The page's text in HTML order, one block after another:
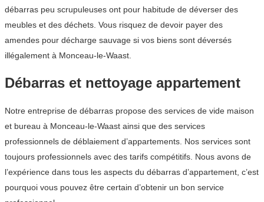
débarras peu scrupuleuses ont pour habitude de déverser des
meubles et des déchets. Vous risquez de devoir payer des
amendes pour décharge sauvage si vos biens sont déversés
illégalement à Monceau-le-Waast.
Débarras et nettoyage appartement
Notre entreprise de débarras propose des services de vide maison
et bureau à Monceau-le-Waast ainsi que des services
professionnels de déblaiement d’appartements. Nos services sont
toujours professionnels avec des tarifs compétitifs. Nous avons de
l’expérience dans tous les aspects du débarras d’appartement, c’est
pourquoi vous pouvez être certain d’obtenir un bon service